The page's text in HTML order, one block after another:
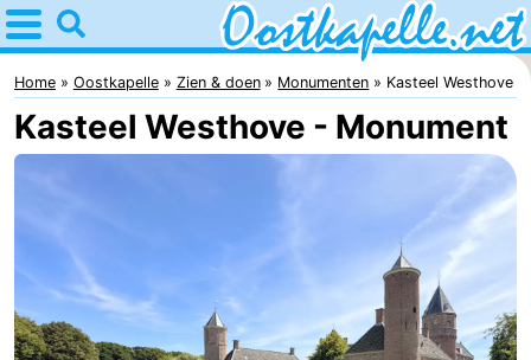
Home
Oostkapelle
Tips
Oranjezon
Overnachten
Appartementen
Home Oostkapelle Zien & doen Monumenten Kasteel Westhove
Kasteel Westhove - Monument